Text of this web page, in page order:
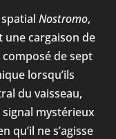
spatialNostromo,
cargaison de
composé de sept
lorsqu’ils
du vaisseau,
signal mystérieux
qu’il ne s’agisse